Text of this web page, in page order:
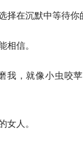
择在沉默中等待你
相信。
我，就像小虫咬
女人。